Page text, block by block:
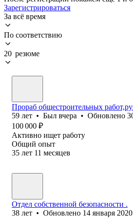
Зарегистрироваться
За всё время
По соответствию
20 резюме
Прораб общестроительных
59 лет • Был вчера • Обновлено
100 000 ₽
Активно ищет работу
Общий опыт
35 лет 11 месяцев
Отдел собственной безопасности .
38 лет • Обновлено 14 января 2020